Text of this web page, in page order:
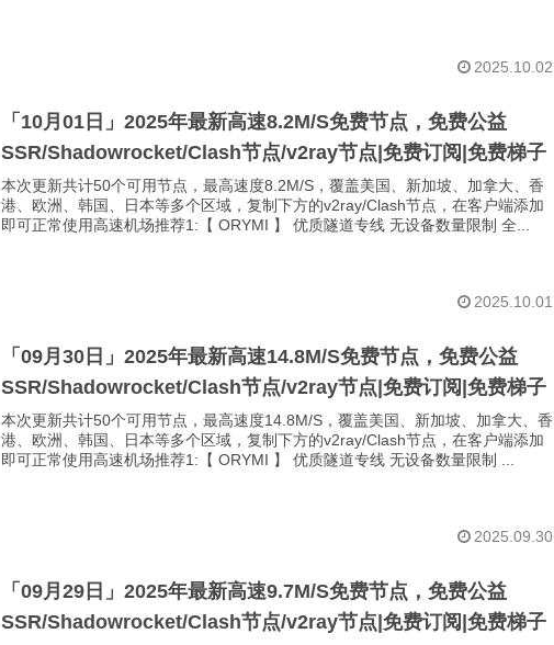
2025.10.02
「10月01日」2025年最新高速8.2M/S免费节点，免费公益
SSR/Shadowrocket/Clash节点/v2ray节点|免费订阅|免费梯子
本次更新共计50个可用节点，最高速度8.2M/S，覆盖美国、新加坡、加拿大、香
港、欧洲、韩国、日本等多个区域，复制下方的v2ray/Clash节点，在客户端添加
即可正常使用高速机场推荐1:【 ORYMI 】 优质隧道专线 无设备数量限制 全...
2025.10.01
「09月30日」2025年最新高速14.8M/S免费节点，免费公益
SSR/Shadowrocket/Clash节点/v2ray节点|免费订阅|免费梯子
本次更新共计50个可用节点，最高速度14.8M/S，覆盖美国、新加坡、加拿大、香
港、欧洲、韩国、日本等多个区域，复制下方的v2ray/Clash节点，在客户端添加
即可正常使用高速机场推荐1:【 ORYMI 】 优质隧道专线 无设备数量限制 ...
2025.09.30
「09月29日」2025年最新高速9.7M/S免费节点，免费公益
SSR/Shadowrocket/Clash节点/v2ray节点|免费订阅|免费梯子